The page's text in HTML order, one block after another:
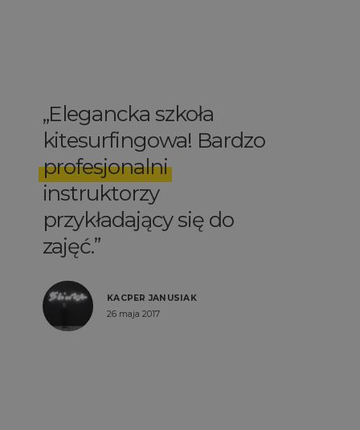
Elegancka szkoła
kitesurfingowa! Bardzo
profesjonalni
instruktorzy
przykładający się do
zajęć.
KACPER JANUSIAK
26 maja 2017